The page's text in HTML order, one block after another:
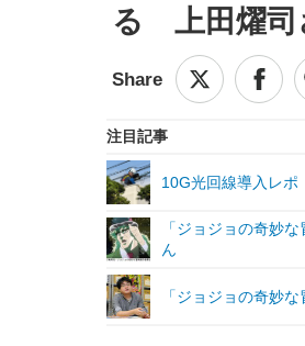
る 上田燿司
注目記事
10G光回線導入レポ
「ジョジョの奇妙
ん
「ジョジョの奇妙